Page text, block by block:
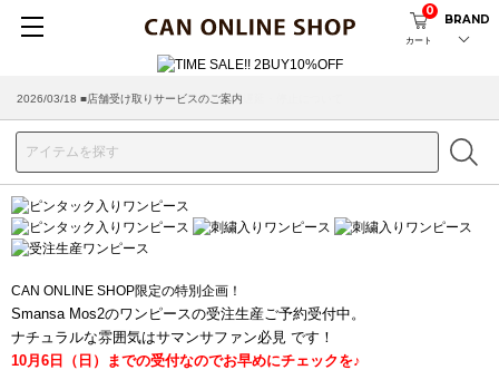
カート
0
BRAND
2026/03/18 ■店舗受け取りサービスのご案内
CAN ONLINE SHOP限定の特別企画！
Smansa Mos2のワンピースの受注生産ご予約受付中。
ナチュラルな雰囲気はサマンサファン必見 です！
10月6日（日）までの受付なのでお早めにチェックを♪